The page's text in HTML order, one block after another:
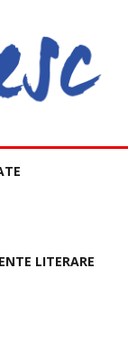
LITERARE